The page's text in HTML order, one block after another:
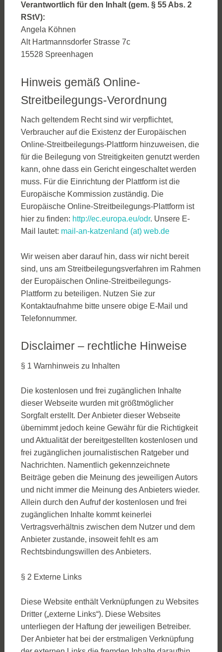
Verantwortlich für den Inhalt (gem. § 55 Abs. 2
RStV):
Angela Köhnen
Alt Hartmannsdorfer Strasse 7c
15528 Spreenhagen
Hinweis gemäß Online-
Streitbeilegungs-Verordnung
Nach geltendem Recht sind wir verpflichtet,
Verbraucher auf die Existenz der Europäischen
Online-Streitbeilegungs-Plattform hinzuweisen, die
für die Beilegung von Streitigkeiten genutzt werden
kann, ohne dass ein Gericht eingeschaltet werden
muss. Für die Einrichtung der Plattform ist die
Europäische Kommission zuständig. Die
Europäische Online-Streitbeilegungs-Plattform ist
hier zu finden: http://ec.europa.eu/odr. Unsere E-
Mail lautet: mail-an-katzenland (at) web.de
Wir weisen aber darauf hin, dass wir nicht bereit
sind, uns am Streitbeilegungsverfahren im Rahmen
der Europäischen Online-Streitbeilegungs-
Plattform zu beteiligen. Nutzen Sie zur
Kontaktaufnahme bitte unsere obige E-Mail und
Telefonnummer.
Disclaimer – rechtliche Hinweise
§ 1 Warnhinweis zu Inhalten
Die kostenlosen und frei zugänglichen Inhalte
dieser Webseite wurden mit größtmöglicher
Sorgfalt erstellt. Der Anbieter dieser Webseite
übernimmt jedoch keine Gewähr für die Richtigkeit
und Aktualität der bereitgestellten kostenlosen und
frei zugänglichen journalistischen Ratgeber und
Nachrichten. Namentlich gekennzeichnete
Beiträge geben die Meinung des jeweiligen Autors
und nicht immer die Meinung des Anbieters wieder.
Allein durch den Aufruf der kostenlosen und frei
zugänglichen Inhalte kommt keinerlei
Vertragsverhältnis zwischen dem Nutzer und dem
Anbieter zustande, insoweit fehlt es am
Rechtsbindungswillen des Anbieters.
§ 2 Externe Links
Diese Website enthält Verknüpfungen zu Websites
Dritter („externe Links“). Diese Websites
unterliegen der Haftung der jeweiligen Betreiber.
Der Anbieter hat bei der erstmaligen Verknüpfung